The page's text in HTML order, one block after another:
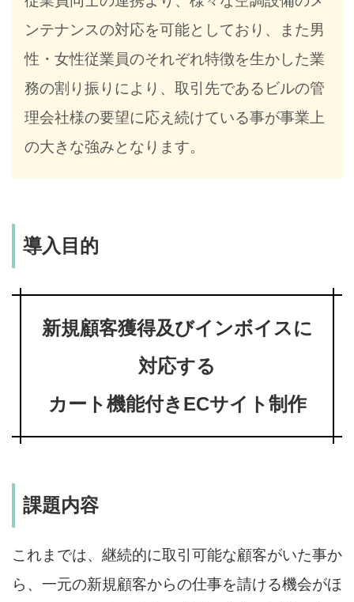
ンテナンスの対応を可能としており、また男
性・女性従業員のそれぞれ特徴を生かした業
務の割り振りにより、取引先であるビルの管
理会社様の要望に応え続けている事が事業上
の大きな強みとなります。
導入目的
新規顧客獲得及びインボイスに
対応する
カート機能付きECサイト制作
課題内容
これまでは、継続的に取引可能な顧客がいた事か
ら、一元の新規顧客からの仕事を請ける機会がほ